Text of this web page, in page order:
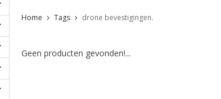
Home Tags drone bevestigingen.
Geen producten gevonden!...